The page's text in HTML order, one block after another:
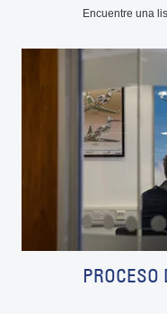
Encuentre una